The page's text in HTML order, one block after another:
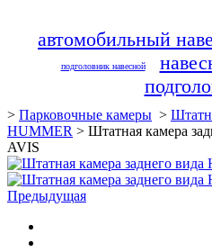
автомобильный
подголовник навесной
> Парковочные камеры >
HUMMER > Штатная камера
AVIS
Предыдущая